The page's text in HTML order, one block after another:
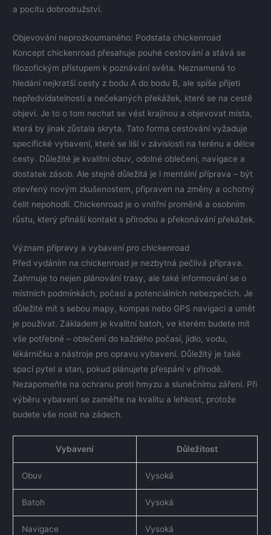
a pocitu dobrodružství.
Objevování neprozkoumaného: Podstata chickenroad
Koncept chickenroad přesahuje pouhé cestování a stává se
filozofickým přístupem k poznávání světa. Neznamená to
hledání nejkratší cesty z bodu A do bodu B, ale spíše přijetí
nepředvídatelnosti a nečekaných překážek, které se na cestě
objeví. Je to o tom nechat se vést krajinou a objevovat místa,
která by jinak zůstala skryta. Tato forma cestování vyžaduje
specifické vybavení, které se liší v závislosti na terénu a délce
cesty. Důležité je kvalitní obuv, odolné oblečení, navigace a
dostatek zásob. Ale stejně důležitá je i mentální příprava – být
otevřený novým zkušenostem, připraven na změny a ochotný
čelit nepohodlí. Chickenroad je o vnitřní proměně a osobním
růstu, který přináší kontakt s přírodou a překonávání překážek.
Význam přípravy a vybavení pro chickenroad
Před vydáním na chickenroad je nezbytná pečlivá příprava.
Zahrnuje to nejen plánování trasy, ale také informování se o
místních podmínkách, počasí a potenciálních nebezpečích. Je
důležité mít s sebou mapy, kompas nebo GPS navigaci a umět
je používat. Základem je kvalitní batoh, ve kterém budete mít
vše potřebné – oblečení do každého počasí, jídlo, vodu,
lékárničku a nástroje pro opravu vybavení. Důležitý je také
spací pytel a stan, pokud plánujete přespání v přírodě.
Nezapomeňte na ochranu proti hmyzu a slunečnímu záření. Při
výběru vybavení se zaměřte na kvalitu a lehkost, protože
budete vše nosit na zádech.
Vybavení Důležitost
Obuv Vysoká
Batoh Vysoká
Navigace Vysoká